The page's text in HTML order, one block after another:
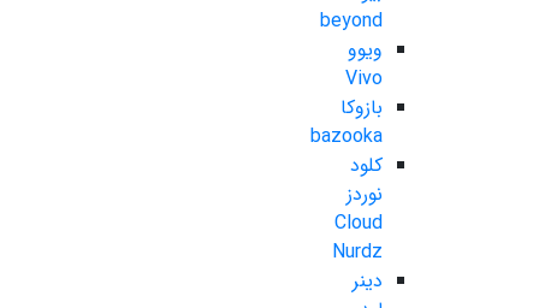
beyond
ویوو
Vivo
بازوکا
bazooka
کلود
نوردز
Cloud
Nurdz
دینر